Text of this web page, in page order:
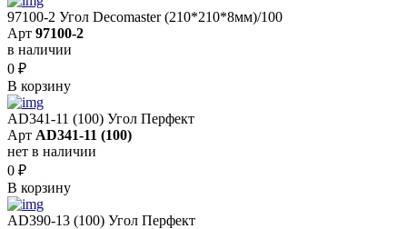
97100-2 Угол Decomaster (210*210*8мм)/100
Арт 97100-2
в наличии
0 ₽
В корзину
AD341-11 (100) Угол Перфект
Арт AD341-11 (100)
нет в наличии
0 ₽
В корзину
AD390-13 (100) Угол Перфект